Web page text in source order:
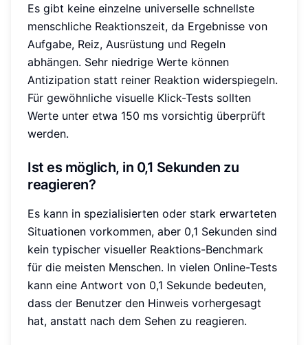
Es gibt keine einzelne universelle schnellste
menschliche Reaktionszeit, da Ergebnisse von
Aufgabe, Reiz, Ausrüstung und Regeln
abhängen. Sehr niedrige Werte können
Antizipation statt reiner Reaktion widerspiegeln.
Für gewöhnliche visuelle Klick-Tests sollten
Werte unter etwa 150 ms vorsichtig überprüft
werden.
Ist es möglich, in 0,1 Sekunden zu
reagieren?
Es kann in spezialisierten oder stark erwarteten
Situationen vorkommen, aber 0,1 Sekunden sind
kein typischer visueller Reaktions-Benchmark
für die meisten Menschen. In vielen Online-Tests
kann eine Antwort von 0,1 Sekunde bedeuten,
dass der Benutzer den Hinweis vorhergesagt
hat, anstatt nach dem Sehen zu reagieren.